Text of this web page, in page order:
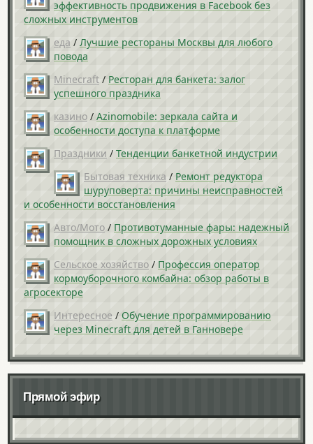
эффективность продвижения в Facebook без
сложных инструментов
еда / Лучшие рестораны Москвы для любого
повода
Minecraft / Ресторан для банкета: залог
успешного праздника
казино / Azinomobile: зеркала сайта и
особенности доступа к платформе
Праздники / Тенденции банкетной индустрии
Бытовая техника / Ремонт редуктора
шуруповерта: причины неисправностей
и особенности восстановления
Авто/Мото / Противотуманные фары: надежный
помощник в сложных дорожных условиях
Сельское хозяйство / Профессия оператор
кормоуборочного комбайна: обзор работы в
агросекторе
Интересное / Обучение программированию
через Minecraft для детей в Ганновере
Прямой эфир